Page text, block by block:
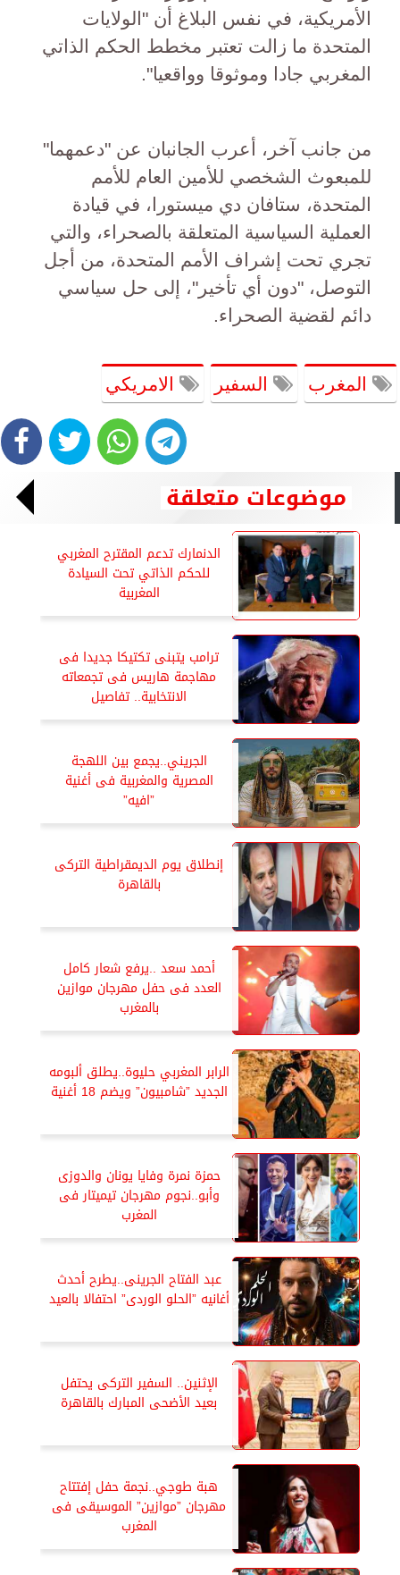
الأمريكية، في نفس البلاغ أن "الولايات
المتحدة ما زالت تعتبر مخطط الحكم الذاتي
المغربي جادا وموثوقا وواقعيا".
من جانب آخر، أعرب الجانبان عن "دعمهما"
للمبعوث الشخصي للأمين العام للأمم
المتحدة، ستافان دي ميستورا، في قيادة
العملية السياسية المتعلقة بالصحراء، والتي
تجري تحت إشراف الأمم المتحدة، من أجل
التوصل، "دون أي تأخير"، إلى حل سياسي
دائم لقضية الصحراء.
المغرب السفير الامريكي
موضوعات متعلقة
الدنمارك تدعم المقترح المغربي
للحكم الذاتي تحت السيادة
المغربية
ترامب يتبنى تكتيكا جديدا فى
مهاجمة هاريس فى تجمعاته
الانتخابية.. تفاصيل
الجريني..يجمع بين اللهجة
المصرية والمغربية فى أغنية
”افيه”
إنطلاق يوم الديمقراطية التركى
بالقاهرة
أحمد سعد ..يرفع شعار كامل
العدد فى حفل مهرجان موازين
بالمغرب
الرابر المغربي حليوة..يطلق ألبومه
الجديد ”شامبيون” ويضم 18 أغنية
حمزة نمرة وفايا يونان والدوزى
وأبو..نجوم مهرجان تيميتار فى
المغرب
عبد الفتاح الجرينى..يطرح أحدث
أغانيه ”الحلو الوردى” احتفالا بالعيد
الإثنين.. السفير التركى يحتفل
بعيد الأضحى المبارك بالقاهرة
هبة طوجي..نجمة حفل إفتتاح
مهرجان ”موازين” الموسيقى فى
المغرب